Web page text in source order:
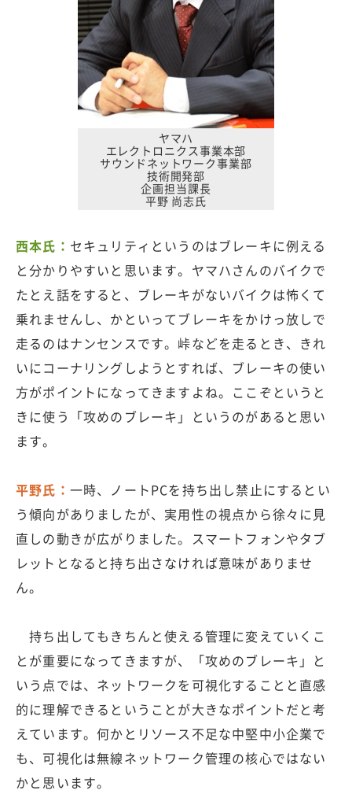
ヤマハ
エレクトロニクス事業本部
サウンドネットワーク事業部
技術開発部
企画担当課長
平野 尚志氏
西本氏： セキュリティというのはブレーキに例える
と分かりやすいと思います。ヤマハさんのバイクで
たとえ話をすると、ブレーキがないバイクは怖くて
乗れませんし、かといってブレーキをかけっ放しで
走るのはナンセンスです。峠などを走るとき、きれ
いにコーナリングしようとすれば、ブレーキの使い
方がポイントになってきますよね。ここぞというと
きに使う「攻めのブレーキ」というのがあると思い
ます。
平野氏： 一時、ノートPCを持ち出し禁止にするとい
う傾向がありましたが、実用性の視点から徐々に見
直しの動きが広がりました。スマートフォンやタブ
レットとなると持ち出さなければ意味がありませ
ん。
持ち出してもきちんと使える管理に変えていくこ
とが重要になってきますが、「攻めのブレーキ」と
いう点では、ネットワークを可視化することと直感
的に理解できるということが大きなポイントだと考
えています。何かとリソース不足な中堅中小企業で
も、可視化は無線ネットワーク管理の核心ではない
かと思います。